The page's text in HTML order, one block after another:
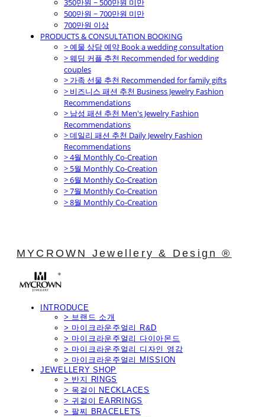
350만원 ~ 500만원 미만
500만원 ~ 700만원 미만
700만원 이상
PRODUCTS & CONSULTATION BOOKING
> 예물 상담 예약 Book a wedding consultation
> 웨딩 커플 추천 Recommended for wedding
couples
> 가족 선물 추천 Recommended for family gifts
> 비즈니스 패션 추천 Business Jewelry Fashion
Recommendations
> 남성 패션 추천 Men's Jewelry Fashion
Recommendations
> 데일리 패션 추천 Daily Jewelry Fashion
Recommendations
> 4월 Monthly Co-Creation
> 5월 Monthly Co-Creation
> 6월 Monthly Co-Creation
> 7월 Monthly Co-Creation
> 8월 Monthly Co-Creation
MYCROWN Jewellery & Design ®
INTRODUCE
> 브랜드 소개
> 마이크라운주얼리 R&D
> 마이크라운주얼리 다이아몬드
> 마이크라운주얼리 디자인 영감
> 마이크라운주얼리 MISSION
JEWELLERY SHOP
> 반지 RINGS
> 목걸이 NECKLACES
> 귀걸이 EARRINGS
> 팔찌 BRACELETS